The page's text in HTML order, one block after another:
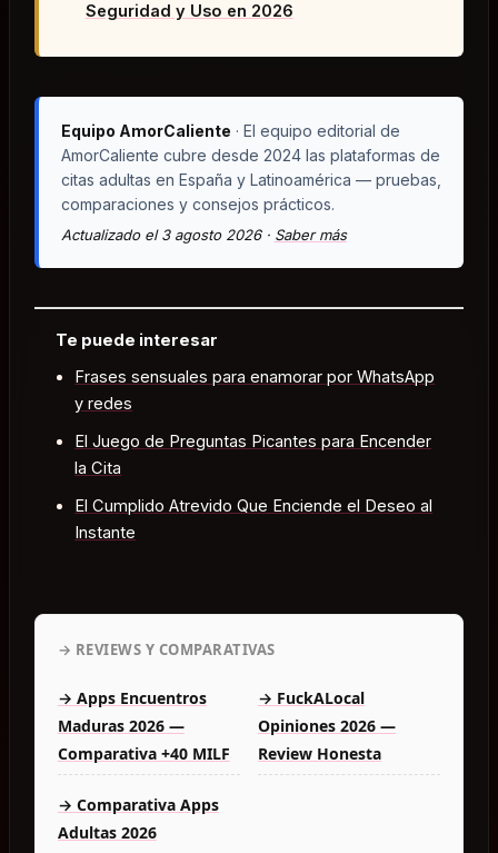
Seguridad y Uso en 2026
Equipo AmorCaliente · El equipo editorial de
AmorCaliente cubre desde 2024 las plataformas de
citas adultas en España y Latinoamérica — pruebas,
comparaciones y consejos prácticos.
Actualizado el 3 agosto 2026 · Saber más
Te puede interesar
Frases sensuales para enamorar por WhatsApp
y redes
El Juego de Preguntas Picantes para Encender
la Cita
El Cumplido Atrevido Que Enciende el Deseo al
Instante
→ REVIEWS Y COMPARATIVAS
→ Apps Encuentros
Maduras 2026 —
Comparativa +40 MILF
→ FuckALocal
Opiniones 2026 —
Review Honesta
→ Comparativa Apps
Adultas 2026